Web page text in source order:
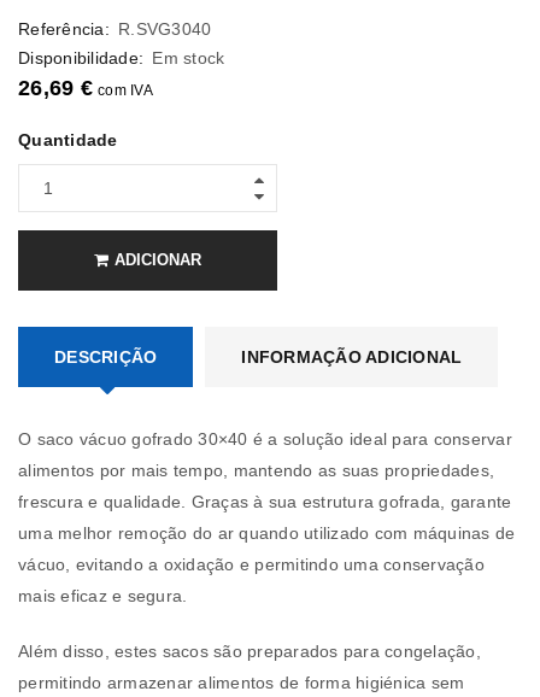
Referência: R.SVG3040
Disponibilidade: Em stock
26,69 € com IVA
Quantidade
ADICIONAR
DESCRIÇÃO INFORMAÇÃO ADICIONAL
O saco vácuo gofrado 30×40 é a solução ideal para conservar
alimentos por mais tempo, mantendo as suas propriedades,
frescura e qualidade. Graças à sua estrutura gofrada, garante
uma melhor remoção do ar quando utilizado com máquinas de
vácuo, evitando a oxidação e permitindo uma conservação
mais eficaz e segura.
Além disso, estes sacos são preparados para congelação,
permitindo armazenar alimentos de forma higiénica sem